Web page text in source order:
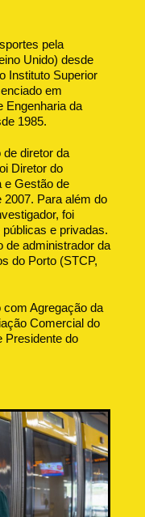
pela
Unido) desde
Instituto Superior
em
Engenharia da
1985.
diretor da
Diretor do
e Gestão de
2007. Para além do
foi
e privadas.
de administrador da
do Porto (STCP,
Agregação da
Comercial do
Presidente do